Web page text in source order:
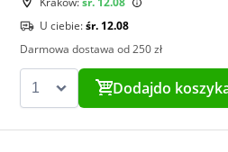
U ciebie:śr. 12.08
Darmowa dostawa od 250 zł
Dodajdo